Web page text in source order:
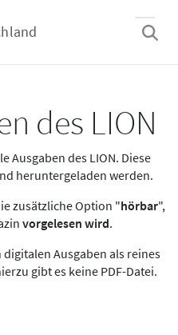
des LION
Ausgaben des LION. Diese
heruntergeladen werden.
zusätzliche Option "hörbar",
vorgelesen wird.
Ausgaben als reines
gibt es keine PDF-Datei.